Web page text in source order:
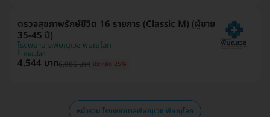
ตรวจสุขภาพรักษ์ชีวิต 16 รายการ (Classic M) (ผู้ชาย
35-45 ปี)
โรงพยาบาลพิษณุเวช พิษณุโลก
พิษณุโลก
4,544 บาท6,086 บาท ประหยัด 25%
หน้ารวม โรงพยาบาลพิษณุเวช พิษณุโลก